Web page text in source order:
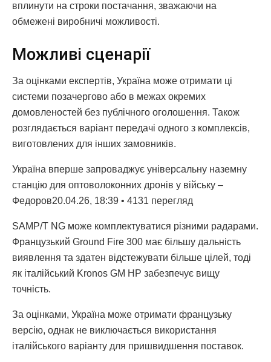
вплинути на строки постачання, зважаючи на
обмежені виробничі можливості.
Можливі сценарії
За оцінками експертів, Україна може отримати ці
системи позачергово або в межах окремих
домовленостей без публічного оголошення. Також
розглядається варіант передачі одного з комплексів,
виготовлених для інших замовників.
Україна вперше запроваджує універсальну наземну
станцію для оптоволоконних дронів у війську –
Федоров20.04.26, 18:39 • 4131 перегляд
SAMP/T NG може комплектуватися різними радарами.
Французький Ground Fire 300 має більшу дальність
виявлення та здатен відстежувати більше цілей, тоді
як італійський Kronos GM HP забезпечує вищу
точність.
За оцінками, Україна може отримати французьку
версію, однак не виключається використання
італійського варіанту для пришвидшення поставок.